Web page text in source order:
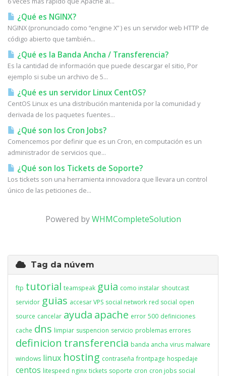
¿Qué es NGINX?
NGINX (pronunciado como “engine X” ) es un servidor web HTTP de
código abierto que también...
¿Qué es la Banda Ancha / Transferencia?
Es la cantidad de información que puede descargar el sitio, Por
ejemplo si sube un archivo de 5...
¿Qué es un servidor Linux CentOS?
CentOS Linux es una distribución mantenida por la comunidad y
derivada de los paquetes fuentes...
¿Qué son los Cron Jobs?
Comencemos por definir que es un Cron, en computación es un
administrador de servicios que...
¿Qué son los Tickets de Soporte?
Los tickets son una herramienta innovadora que llevara un control
único de las peticiones de...
Powered byWHMCompleteSolution
Tag da núvem
ftp tutorial teamspeak guia como instalar shoutcast
servidor guias accesar VPS social network red social open
source cancelar ayuda apache error 500 definiciones
cache dns limpiar suspencion servicio problemas errores
definicion transferencia banda ancha virus malware
windows linux hosting contraseña frontpage hospedaje
centos litespeed nginx tickets soporte cron cron jobs social